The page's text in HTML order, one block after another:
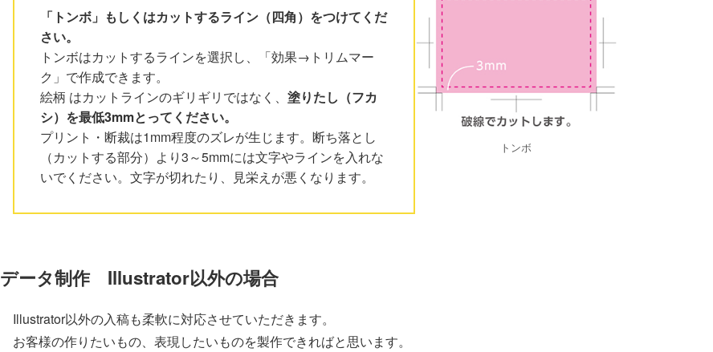
「トンボ」もしくはカットするライン（四角）をつけてくだ
さい。
トンボはカットするラインを選択し、「効果→トリムマー
ク」で作成できます。
絵柄 はカットラインのギリギリではなく、 塗りたし（フカ
シ）を最低3mmとってください。
プリント・断裁は1mm程度のズレが生じます。断ち落とし
（カットする部分）より3～5mmには文字やラインを入れな
いでください。文字が切れたり、見栄えが悪くなります。
トンボ
データ制作 Illustrator以外の場合
Illustrator以外の入稿も柔軟に対応させていただきます。
お客様の作りたいもの、表現したいものを製作できればと思います。